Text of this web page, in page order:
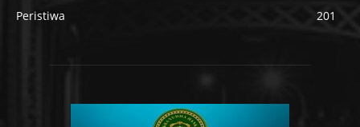
Peristiwa
201